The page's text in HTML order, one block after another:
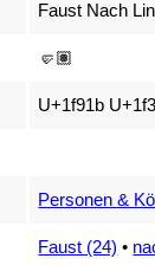
Faust Nach
🤛🏽
U+1f91b
Personen &
Faust (24) •